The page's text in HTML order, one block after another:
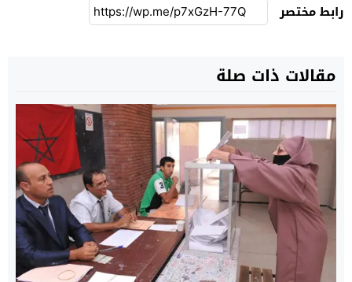
رابط مختصر
مقالات ذات صلة